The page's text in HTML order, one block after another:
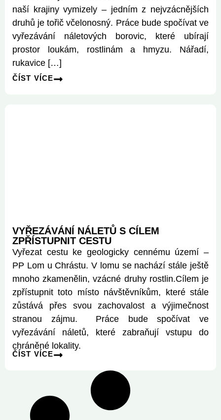
naší krajiny vymizely – jedním z nejvzácnějších
druhů je tořič včelonosný. Práce bude spočívat ve
vyřezávání náletových borovic, které ubírají
prostor loukám, rostlinám a hmyzu. Nářadí,
rukavice […]
ČÍST VÍCE
VYŘEZÁVÁNÍ NÁLETŮ S CÍLEM
ZPŘÍSTUPNIT CESTU
Vyřezat cestu ke geologicky cennému území –
PP Lom u Chrástu. V lomu se nachází stále ještě
mnoho zkamenělin, vzácné druhy rostlin.Cílem je
zpřístupnit toto místo návštěvníkům, které stále
zůstává přes svou zachovalost a výjimečnost
stranou zájmu. Práce bude spočívat ve
vyřezávání náletů, které zabraňují vstupu do
chráněné lokality.
ČÍST VÍCE